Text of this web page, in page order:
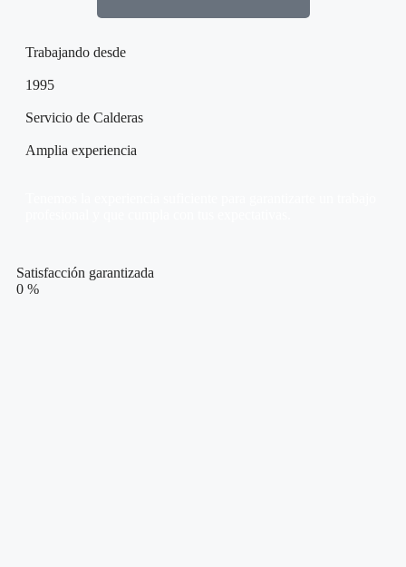
Trabajando desde
1995
Servicio de Calderas
Amplia experiencia
Satisfacción garantizada
0 %